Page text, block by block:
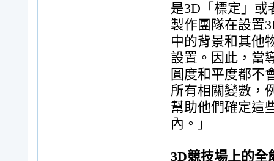
是3D「標定」或
製作團隊在設置
中的背景和其他
設置。因此，當
圓度和平度都不
所有相關變數，
幫助他們確定這
內。」
3D競技場上的全